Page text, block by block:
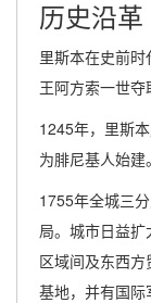
历史沿革
里斯本在史前
王阿方索一世夺
1245年，里斯
为腓尼基人始建
1755年全城三
局。城市日益
区域间及东西
基地，并有国际